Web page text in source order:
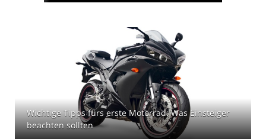
Wichtige Tipps fürs erste Motorrad: Was Einsteiger
beachten sollten